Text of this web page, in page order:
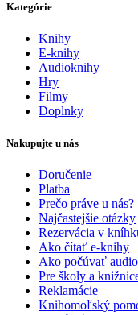
Kategórie
Knihy
E-knihy
Audioknihy
Hry
Filmy
Doplnky
Nakupujte u nás
Doručenie
Platba
Prečo práve u nás?
Najčastejšie otázky
Rezervácia v
Ako čítať e-knihy
Ako počúvať
Pre školy a
Reklamácie
Knihomoľský